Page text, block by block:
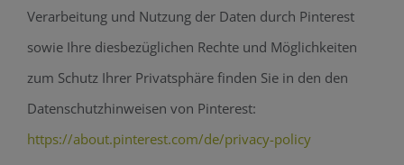
Verarbeitung und Nutzung der Daten durch Pinterest
sowie Ihre diesbezüglichen Rechte und Möglichkeiten
zum Schutz Ihrer Privatsphäre finden Sie in den den
Datenschutzhinweisen von Pinterest:
https://about.pinterest.com/de/privacy-policy